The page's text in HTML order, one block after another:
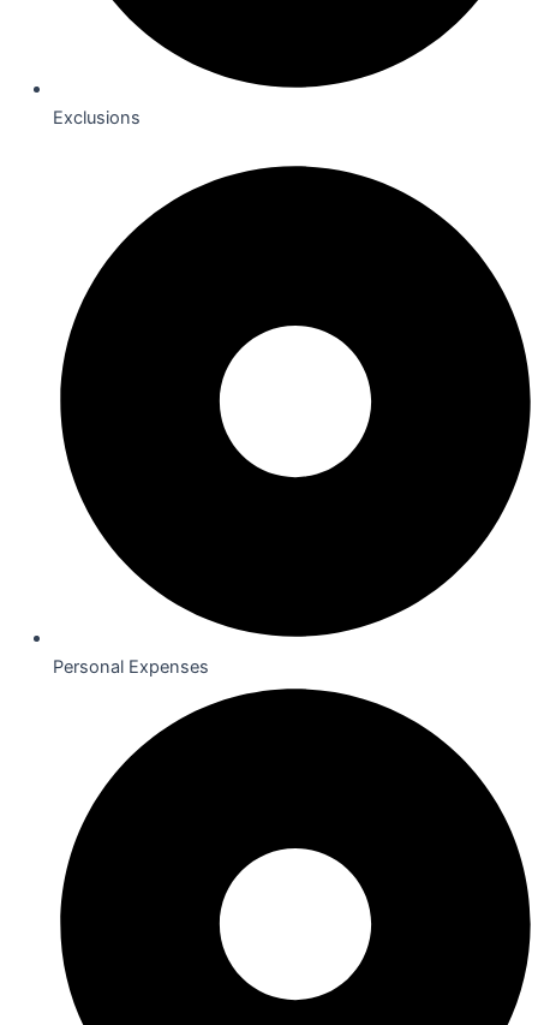
Exclusions
Personal Expenses